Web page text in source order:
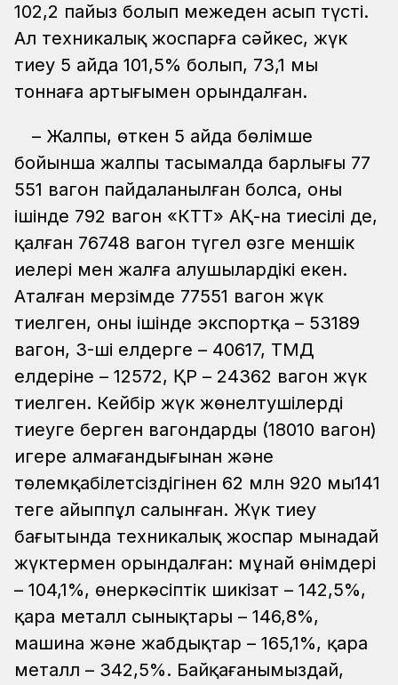
102,2 пайыз болып межеден асып түсті.
Ал техникалық жоспарға сәйкес, жүк
тиеу 5 айда 101,5% болып, 73,1 мың
тоннаға артығымен орындалған.
– Жалпы, өткен 5 айда бөлімше
бойынша жалпы тасымалда барлығы 77
551 вагон пайдаланылған болса, оның
ішінде 792 вагон «КТТ» АҚ-на тиесілі де,
қалған 76748 вагон түгел өзге меншік
иелері мен жалға алушылардікі екен.
Аталған мерзімде 77551 вагон жүк
тиелген, оның ішінде экспортқа – 53189
вагон, 3-ші елдерге – 40617, ТМД
елдеріне – 12572, ҚР – 24362 вагон жүк
тиелген. Кейбір жүк жөнелтушілердің
тиеуге берген вагондарды (18010 вагон)
игере алмағандығынан және
төлемқабілетсіздігінен 62 млн 920 мың141
теңге айыппұл салынған. Жүк тиеу
бағытында техникалық жоспар мынадай
жүктермен орындалған: мұнай өнімдері
– 104,1%, өнеркәсіптік шикізат – 142,5%,
қара металл сынықтары – 146,8%,
машина және жабдықтар – 165,1%, қара
металл – 342,5%. Байқағанымыздай,